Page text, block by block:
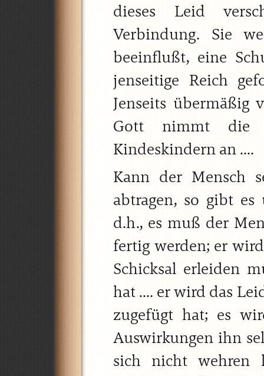
dieses Leid
Verbindung. Sie
beeinflußt, eine
jenseitige Reich
Jenseits übermäßig
Gott nimmt die
Kindeskindern an ....
Kann der Mensch
abtragen, so gibt es
d.h., es muß der
fertig werden; er
Schicksal erleiden
hat .... er wird das
zugefügt hat; es
Auswirkungen ihn
sich nicht wehren